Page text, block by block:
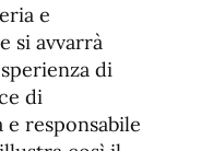
e
si avvarrà
di
di
responsabile